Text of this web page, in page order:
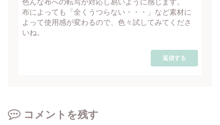
色んな布への転写が対応し易いように感じます。
布によっても「全くうつらない・・・」など素材に
よって使用感が変わるので、色々試してみてくださ
いね。
返信する
コメントを残す